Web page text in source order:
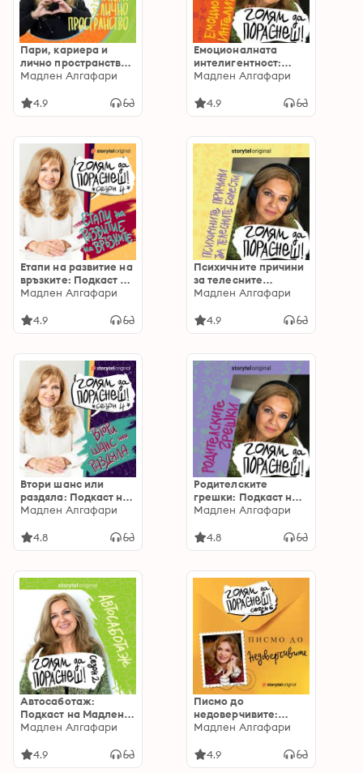
Пари, кариера и
лично пространство:
Подкаст на Мадлен
Подкаст на Мадлен
Мадлен Алгафари
4.9
Емоционалната
интелигентност:
Подкаст на Мадлен
Мадлен Алгафари
4.9
Етапи на развитие на
връзките: Подкаст на
Мадлен Алгафари
Мадлен Алгафари
4.9
Психичните причини
за телесните
болести: Подкаст на
S01E07
Мадлен Алгафари
4.9
Втори шанс или
раздяла: Подкаст на
Мадлен Алгафари
Мадлен Алгафари
4.8
Родителските
грешки: Подкаст на
Мадлен Алгафари
Мадлен Алгафари
4.8
Автосаботаж:
Подкаст на Мадлен
Алгафари S02E03
Мадлен Алгафари
4.9
Писмо до
недоверчивите:
Голям да пораснеш
Мадлен Алгафари
4.9